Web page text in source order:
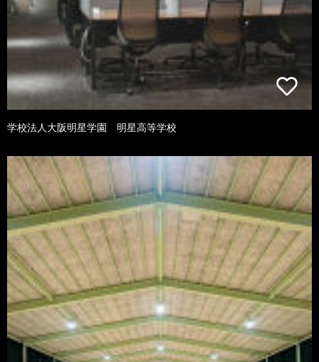
学校法人大阪明星学園 明星高等学校